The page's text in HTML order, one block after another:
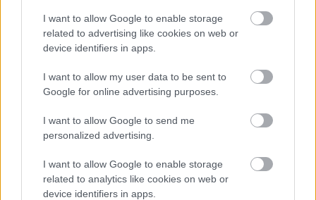
I want to allow Google to enable storage
related to advertising like cookies on web or
device identifiers in apps.
I want to allow my user data to be sent to
Google for online advertising purposes.
I want to allow Google to send me
personalized advertising.
I want to allow Google to enable storage
related to analytics like cookies on web or
device identifiers in apps.